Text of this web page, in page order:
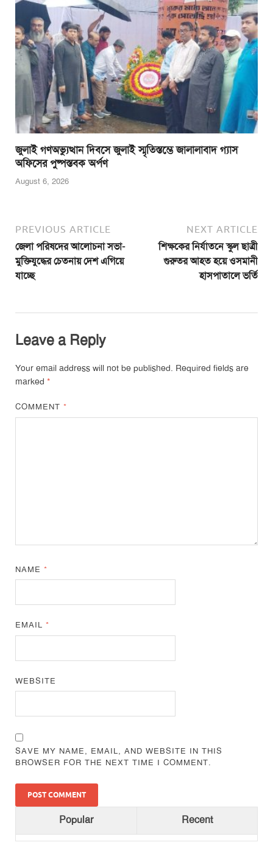
জুলাই গণঅভ্যুত্থান দিবসে জুলাই স্মৃতিস্তম্ভে জালালাবাদ গ্যাস
অফিসের পুষ্পস্তবক অর্পণ
August 6, 2026
PREVIOUS ARTICLE
জেলা পরিষদের আলোচনা সভা-
মুক্তিযুদ্ধের চেতনায় দেশ এগিয়ে
যাচ্ছে
NEXT ARTICLE
শিক্ষকের নির্যাতনে স্কুল ছাত্রী
গুরুতর আহত হয়ে ওসমানী
হাসপাতালে ভর্তি
Leave a Reply
Your email address will not be published. Required fields are
marked *
COMMENT*
NAME*
EMAIL*
WEBSITE
SAVE MY NAME, EMAIL, AND WEBSITE IN THIS
BROWSER FOR THE NEXT TIME I COMMENT.
Popular Recent